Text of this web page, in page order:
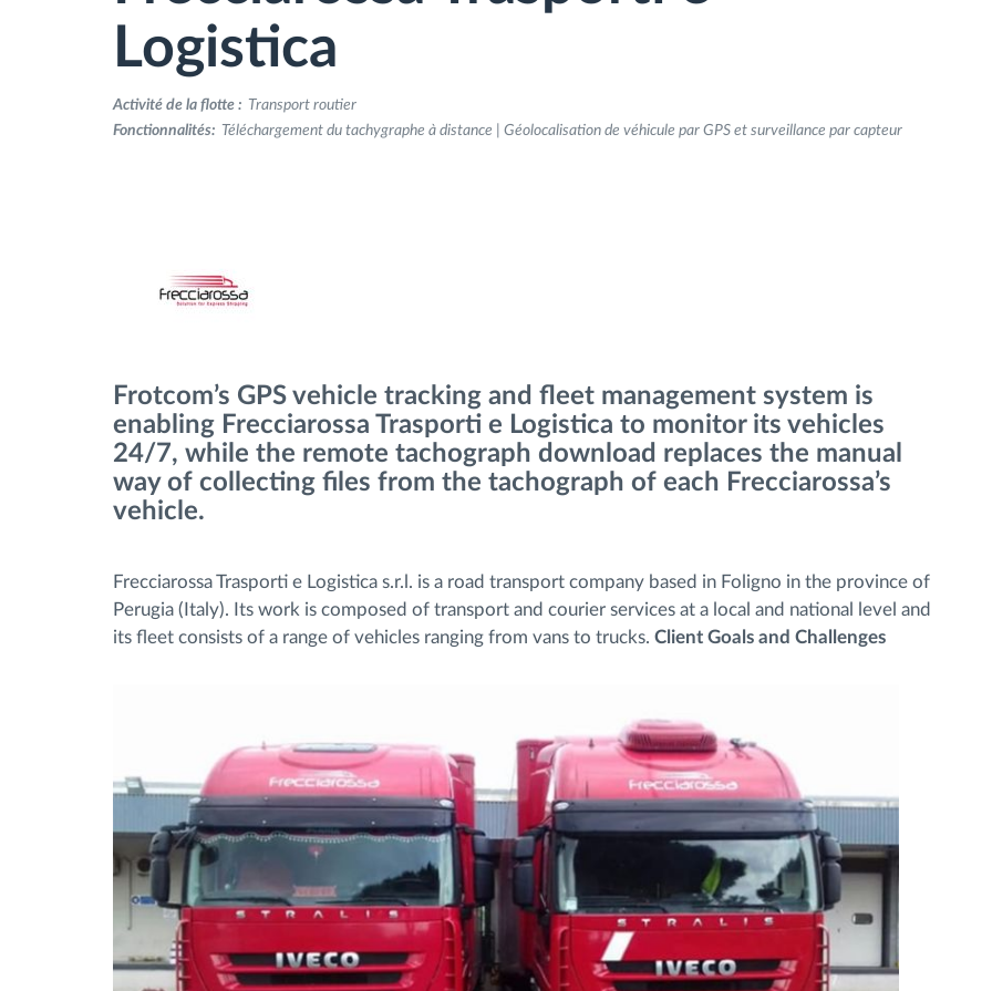
Contrôle d'accès
Gestion de carburant
conducteur
Logistica
Activité de la flotte : Transport routier
Fonctionnalités: Téléchargement du tachygraphe à distance | Géolocalisation de véhicule par GPS et surveillance par capteur
Frotcom’s GPS vehicle tracking and fleet management system is
enabling Frecciarossa Trasporti e Logistica to monitor its vehicles
24/7, while the remote tachograph download replaces the manual
way of collecting files from the tachograph of each Frecciarossa’s
vehicle.
Frecciarossa Trasporti e Logistica s.r.l. is a road transport company based in Foligno in the province of
Perugia (Italy). Its work is composed of transport and courier services at a local and national level and
its fleet consists of a range of vehicles ranging from vans to trucks. Client Goals and Challenges